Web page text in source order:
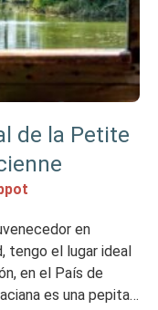
de la Petite
en
tengo el lugar ideal
en el País de
es una pepita